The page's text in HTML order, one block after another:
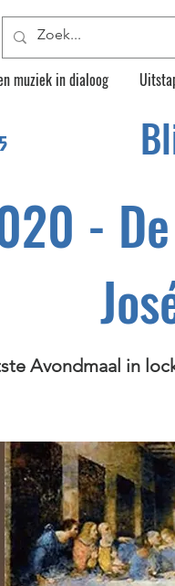
muziek in dialoog
-
Avondmaal in